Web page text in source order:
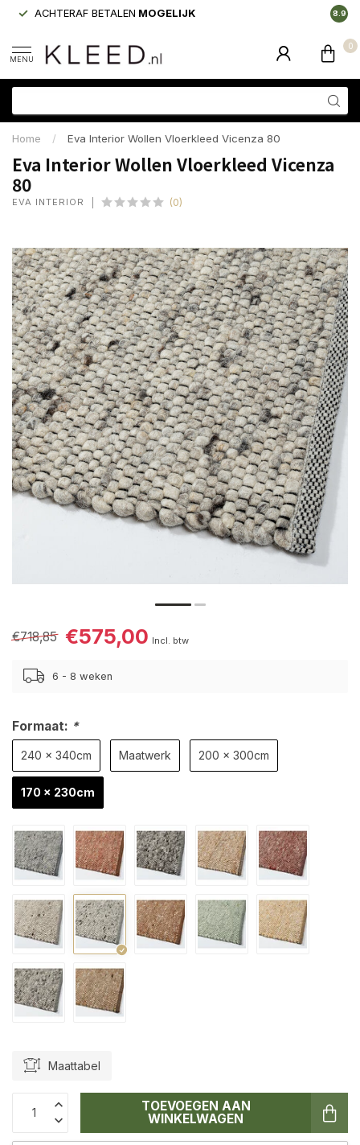
ACHTERAF BETALEN MOGELIJK 8.9
MENU
0
Home / Eva Interior Wollen Vloerkleed Vicenza 80
Eva Interior Wollen Vloerkleed Vicenza
80
EVA INTERIOR (0)
€718,85 €575,00 Incl. btw
6 - 8 weken
Formaat: *
240 x 340cm Maatwerk 200 x 300cm
170 x 230cm
Maattabel
TOEVOEGEN AAN
WINKELWAGEN